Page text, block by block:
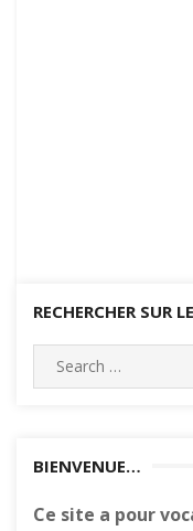
RECHERCHER SUR
Search
for:
BIENVENUE…
Ce site a pour